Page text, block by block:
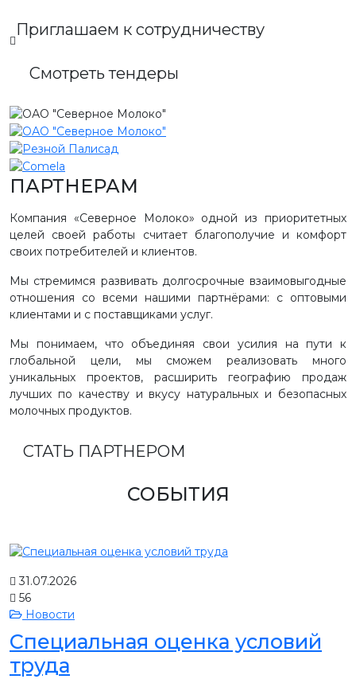
Приглашаем к сотрудничеству
Смотреть тендеры
ПАРТНЕРАМ
Компания «Северное Молоко» одной из приоритетных
целей своей работы считает благополучие и комфорт
своих потребителей и клиентов.
Мы стремимся развивать долгосрочные взаимовыгодные
отношения со всеми нашими партнёрами: с оптовыми
клиентами и с поставщиками услуг.
Мы понимаем, что объединяя свои усилия на пути к
глобальной цели, мы сможем реализовать много
уникальных проектов, расширить географию продаж
лучших по качеству и вкусу натуральных и безопасных
молочных продуктов.
СТАТЬ ПАРТНЕРОМ
СОБЫТИЯ
31.07.2026
56
Новости
Специальная оценка условий
труда